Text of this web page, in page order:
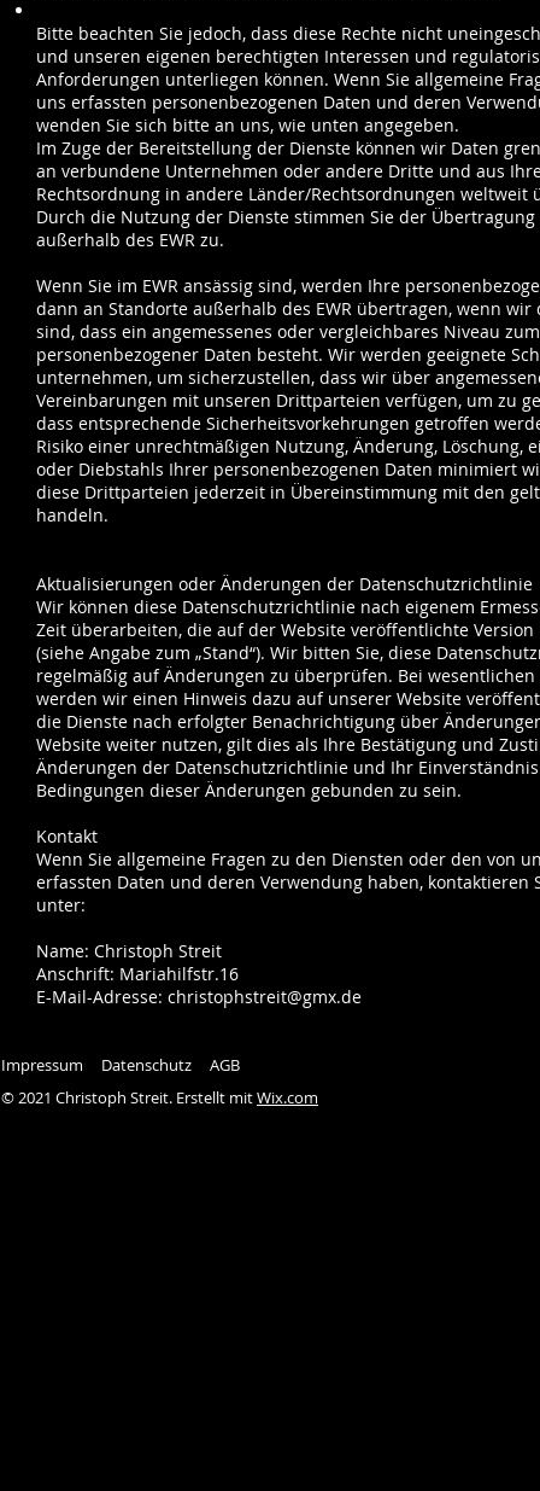
Bitte beachten Sie jedoch, dass diese Rechte nicht
und unseren eigenen berechtigten Interessen und
Anforderungen unterliegen können. Wenn Sie allgemeine
uns erfassten personenbezogenen Daten und deren
wenden Sie sich bitte an uns, wie unten angegeben.
Im Zuge der Bereitstellung der Dienste können wir Daten
an verbundene Unternehmen oder andere Dritte und aus
Rechtsordnung in andere Länder/Rechtsordnungen weltweit
Durch die Nutzung der Dienste stimmen Sie der
außerhalb des EWR zu.
Wenn Sie im EWR ansässig sind, werden Ihre
dann an Standorte außerhalb des EWR übertragen, wenn wir
sind, dass ein angemessenes oder vergleichbares Niveau
personenbezogener Daten besteht. Wir werden geeignete
unternehmen, um sicherzustellen, dass wir über
Vereinbarungen mit unseren Drittparteien verfügen, um zu
dass entsprechende Sicherheitsvorkehrungen getroffen
Risiko einer unrechtmäßigen Nutzung, Änderung, Löschung,
oder Diebstahls Ihrer personenbezogenen Daten minimiert
diese Drittparteien jederzeit in Übereinstimmung mit den
handeln.
Aktualisierungen oder Änderungen der Datenschutzrichtlinie
Wir können diese Datenschutzrichtlinie nach eigenem
Zeit überarbeiten, die auf der Website veröffentlichte
(siehe Angabe zum „Stand“). Wir bitten Sie, diese
regelmäßig auf Änderungen zu überprüfen. Bei
werden wir einen Hinweis dazu auf unserer Website
die Dienste nach erfolgter Benachrichtigung über
Website weiter nutzen, gilt dies als Ihre Bestätigung und
Änderungen der Datenschutzrichtlinie und Ihr
Bedingungen dieser Änderungen gebunden zu sein.
Kontakt
Wenn Sie allgemeine Fragen zu den Diensten oder den von
erfassten Daten und deren Verwendung haben, kontaktieren
unter:
Name: Christoph Streit
Anschrift: Mariahilfstr.16
E-Mail-Adresse: christophstreit@gmx.de
Impressum Datenschutz
AGB
© 2021 Christoph Streit. Erstellt mitWix.com